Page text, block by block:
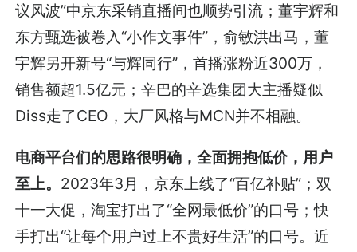
议风波”中京东采销直播间也顺势引流；董宇辉和
东方甄选被卷入“小作文事件”，俞敏洪出马，董
宇辉另开新号“与辉同行”，首播涨粉近300万，
销售额超1.5亿元；辛巴的辛选集团大主播疑似
Diss走了CEO，大厂风格与MCN并不相融。
电商平台们的思路很明确，全面拥抱低价，用户
至上。 2023年3月，京东上线了“百亿补贴”；双
十一大促，淘宝打出了“全网最低价”的口号；快
手打出“让每个用户过上不贵好生活”的口号。近